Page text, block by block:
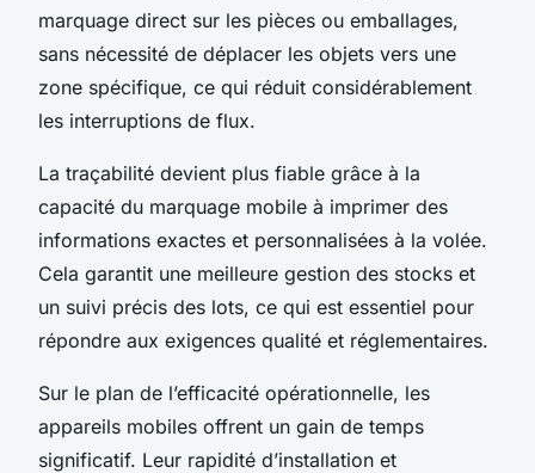
marquage direct sur les pièces ou emballages,
sans nécessité de déplacer les objets vers une
zone spécifique, ce qui réduit considérablement
les interruptions de flux.
La traçabilité devient plus fiable grâce à la
capacité du marquage mobile à imprimer des
informations exactes et personnalisées à la volée.
Cela garantit une meilleure gestion des stocks et
un suivi précis des lots, ce qui est essentiel pour
répondre aux exigences qualité et réglementaires.
Sur le plan de l’efficacité opérationnelle, les
appareils mobiles offrent un gain de temps
significatif. Leur rapidité d’installation et